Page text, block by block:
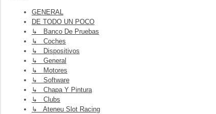
GENERAL
DE TODO UN POCO
↳ Banco De Pruebas
↳ Coches
↳ Dispositivos
↳ General
↳ Motores
↳ Software
↳ Chapa Y Pintura
↳ Clubs
↳ Ateneu Slot Racing